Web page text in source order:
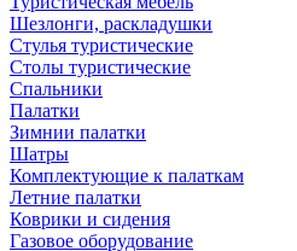
Шезлонги, раскладушки
Стулья туристические
Столы туристические
Спальники
Палатки
Зимнии палатки
Шатры
Комплектующие к палаткам
Летние палатки
Коврики и сидения
Газовое оборудование